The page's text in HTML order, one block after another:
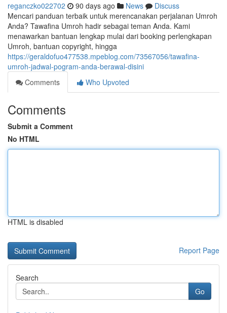
reganczko022702 90 days ago News
Discuss
Mencari panduan terbaik untuk merencanakan perjalanan Umroh
Anda? Tawafina Umroh hadir sebagai teman Anda. Kami
menawarkan bantuan lengkap mulai dari booking perlengkapan
Umroh, bantuan copyright, hingga
https://geraldofuo477538.mpeblog.com/73567056/tawafina-
umroh-jadwal-pogram-anda-berawal-disini
Comments
Who Upvoted
Comments
Submit a Comment
No HTML
HTML is disabled
Report Page
Search
Go